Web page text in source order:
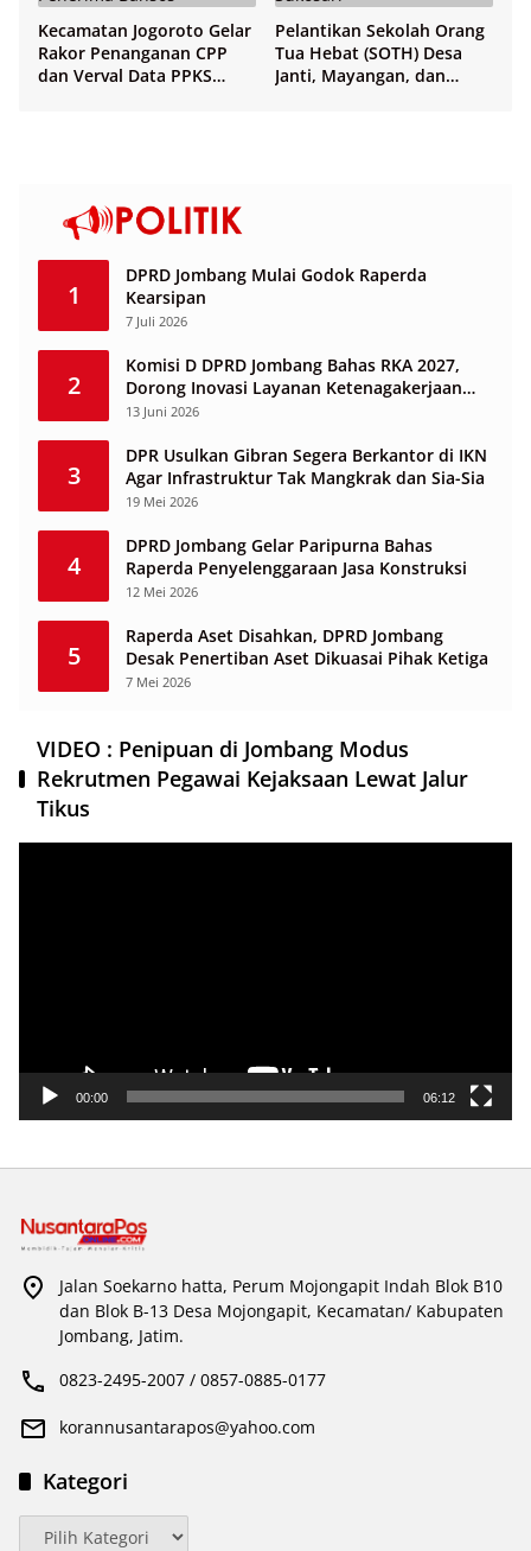
Kecamatan Jogoroto Gelar
Rakor Penanganan CPP
dan Verval Data PPKS
Pelantikan Sekolah Orang
Tua Hebat (SOTH) Desa
Janti, Mayangan, dan
1
DPRD Jombang Mulai Godok Raperda
Kearsipan
7 Juli 2026
2
Komisi D DPRD Jombang Bahas RKA 2027,
Dorong Inovasi Layanan Ketenagakerjaan
Berbasis Desa
13 Juni 2026
3
DPR Usulkan Gibran Segera Berkantor di IKN
Agar Infrastruktur Tak Mangkrak dan Sia-Sia
19 Mei 2026
4
DPRD Jombang Gelar Paripurna Bahas
Raperda Penyelenggaraan Jasa Konstruksi
12 Mei 2026
5
Raperda Aset Disahkan, DPRD Jombang
Desak Penertiban Aset Dikuasai Pihak Ketiga
7 Mei 2026
VIDEO : Penipuan di Jombang Modus
Rekrutmen Pegawai Kejaksaan Lewat Jalur
Tikus
00:00 06:12
Jalan Soekarno hatta, Perum Mojongapit Indah Blok B10
dan Blok B-13 Desa Mojongapit, Kecamatan/ Kabupaten
Jombang, Jatim.
0823-2495-2007 / 0857-0885-0177
korannusantarapos@yahoo.com
Kategori
Kategori